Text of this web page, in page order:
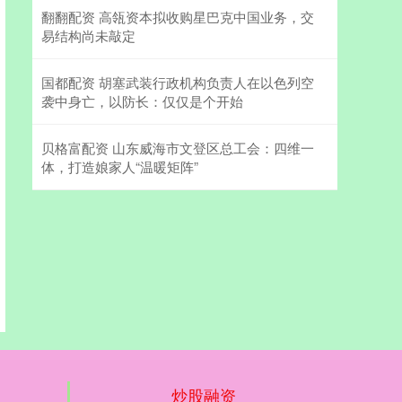
翻翻配资 高瓴资本拟收购星巴克中国业务，交
易结构尚未敲定
国都配资 胡塞武装行政机构负责人在以色列空
袭中身亡，以防长：仅仅是个开始
贝格富配资 山东威海市文登区总工会：四维一
体，打造娘家人“温暖矩阵”
炒股融资